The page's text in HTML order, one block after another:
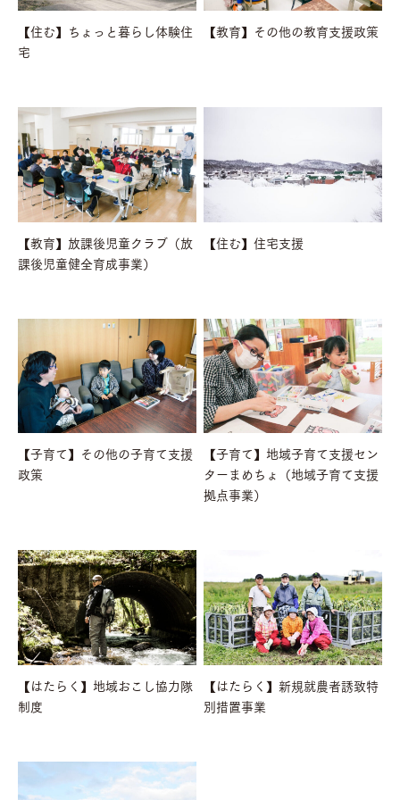
【住む】ちょっと暮らし体験住
宅
【教育】その他の教育支援政策
【教育】放課後児童クラブ（放
課後児童健全育成事業）
【住む】住宅支援
【子育て】その他の子育て支援
政策
【子育て】地域子育て支援セン
ターまめちょ（地域子育て支援
拠点事業）
【はたらく】地域おこし協力隊
制度
【はたらく】新規就農者誘致特
別措置事業